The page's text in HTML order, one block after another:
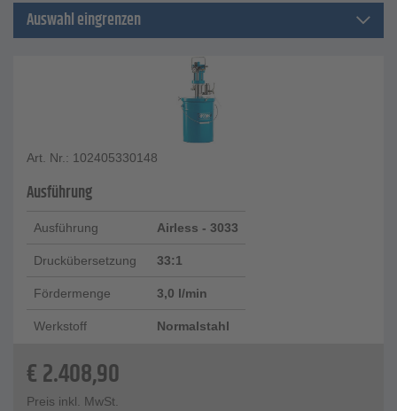
Auswahl eingrenzen
Art. Nr.: 102405330148
Ausführung
Ausführung Airless - 3033
Druckübersetzung 33:1
Fördermenge 3,0 l/min
Werkstoff Normalstahl
€2.408,90
Preis inkl. MwSt.